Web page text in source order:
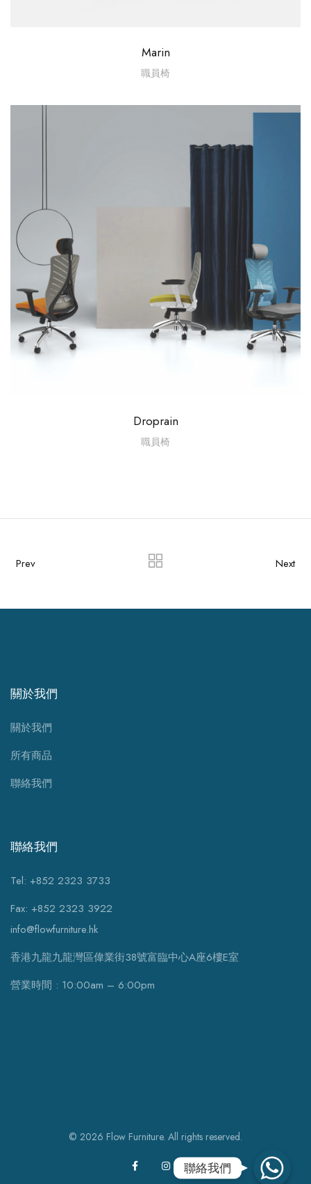
Marin
職員椅
Droprain
職員椅
Prev Next
關於我們
關於我們
所有商品
聯絡我們
聯絡我們
Tel: +852 2323 3733
Fax: +852 2323 3922
info@flowfurniture.hk
香港九龍九龍灣區偉業街38號富臨中心A座6樓E室
營業時間 : 10:00am – 6:00pm
© 2026 Flow Furniture. All rights reserved.
聯絡我們